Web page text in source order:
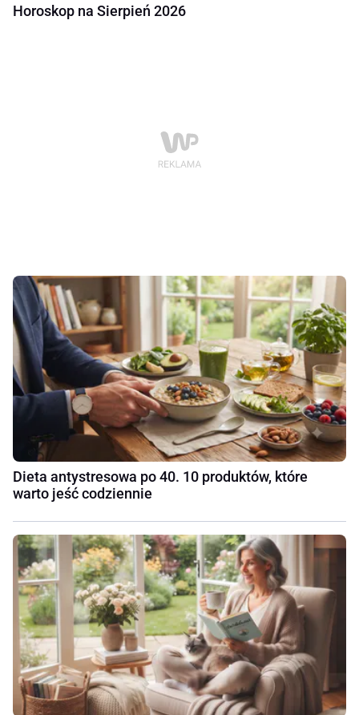
Horoskop na Sierpień 2026
Dieta antystresowa po 40. 10 produktów, które
warto jeść codziennie